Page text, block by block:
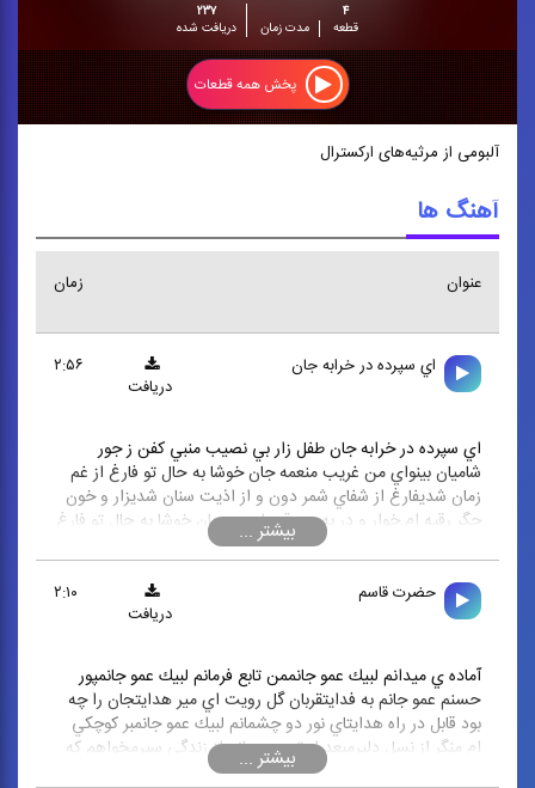
۴
قطعه
مدت زمان
۲۳۷
دریافت شده
پخش همه قطعات
آلبومی از مرثیه‌های ارکسترال
آهنگ ها
عنوان زمان
اي سپرده در خرابه جان
۲:۵۶
دریافت
اي سپرده در خرابه جان طفل زار بي نصيب منبي كفن ز جور
شاميان بينواي من غريب منعمه جان خوشا به حال تو فارغ از غم
زمان شديفارغ از شفاي شمر دون و از اذيت سنان شديزار و خون
جگر رقيه ام خوار و در به در رقيه امعمه جان خوشا به حال تو فارغ
از غم زمان شديفارغ از شفاي شمر دون و از اذيت سنان شديزار و
خون جگر رقيه ام خوار و در به در رقيه ام
حضرت قاسم
۲:۱۰
دریافت
آماده ي ميدانم لبيك عمو جانممن تابع فرمانم لبيك عمو جانمپور
حسنم عمو جانم به فدايتقربان گل رويت اي مير هدايتجان را چه
بود قابل در راه هدايتاي نور دو چشمانم لبيك عمو جانمبر كوچكي
ام منگر از نسل دليرمبعد از تو عمو جانم از زندگي سيرمخواهم كه
در اين صحرا جاي تو بميرملبيك عمو جانم